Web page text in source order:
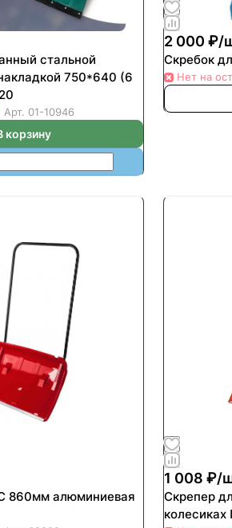
стальной
750*640 (6
Арт. 01-10946
корзину
2 000 ₽/
Скребок
Нет на
860мм алюминиевая
1 008 ₽/
Скрепер